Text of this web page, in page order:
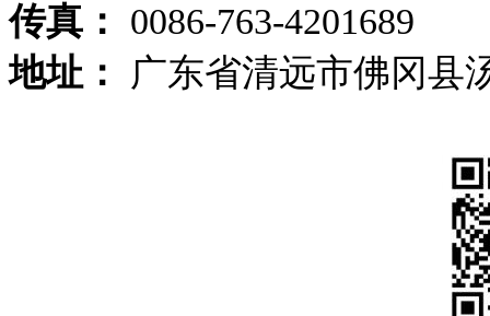
传真：
0086-763-4201689
地址：
广东省清远市佛冈县